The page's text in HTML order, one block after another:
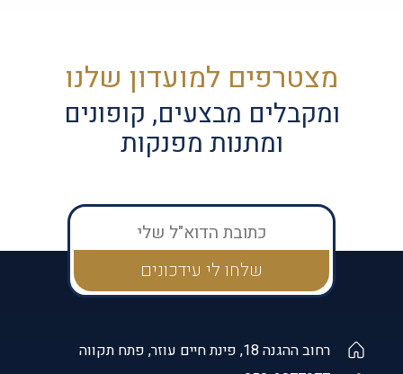
מצטרפים למועדון שלנו
ומקבלים מבצעים, קופונים
ומתנות מפנקות
רחוב ההגנה 18, פינת חיים עוזר, פתח תקווה